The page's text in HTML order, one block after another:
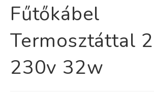
Fűtőkábel
Termosztáttal
230v 32w